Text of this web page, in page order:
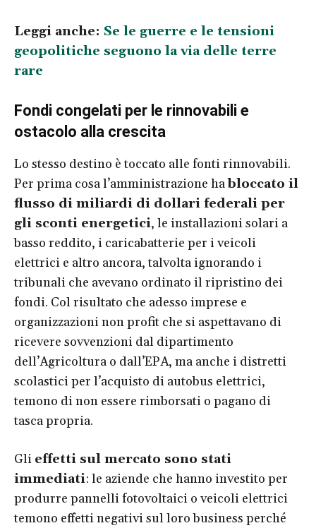
Leggi anche: Se le guerre e le tensioni
geopolitiche seguono la via delle terre
rare
Fondi congelati per le rinnovabili e
ostacolo alla crescita
Lo stesso destino è toccato alle fonti rinnovabili.
Per prima cosa l’amministrazione habloccato il
flusso di miliardi di dollari federali per
gli sconti energetici, le installazioni solari a
basso reddito, i caricabatterie per i veicoli
elettrici e altro ancora, talvolta ignorando i
tribunali che avevano ordinato il ripristino dei
fondi. Col risultato che adesso imprese e
organizzazioni non profit che si aspettavano di
ricevere sovvenzioni dal dipartimento
dell’Agricoltura o dall’EPA, ma anche i distretti
scolastici per l’acquisto di autobus elettrici,
temono di non essere rimborsati o pagano di
tasca propria.
Gli effetti sul mercato sono stati
immediati: le aziende che hanno investito per
produrre pannelli fotovoltaici o veicoli elettrici
temono effetti negativi sul loro business perché